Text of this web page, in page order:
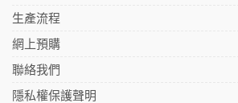
生產流程
網上預購
聯絡我們
隱私權保護聲明